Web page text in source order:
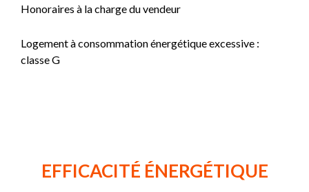
Honoraires à la charge du vendeur
Logement à consommation énergétique excessive :
classe G
EFFICACITÉ ÉNERGÉTIQUE